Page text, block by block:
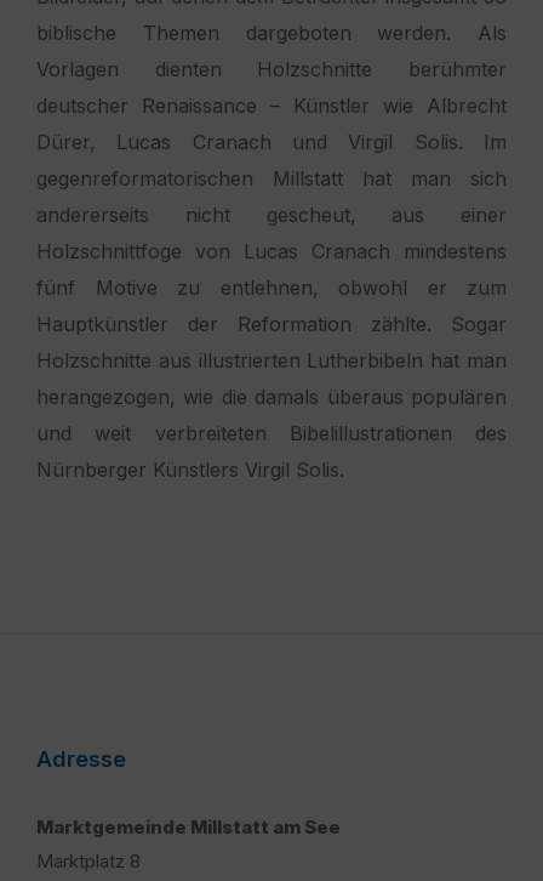
biblische Themen dargeboten werden. Als
Vorlagen dienten Holzschnitte berühmter
deutscher Renaissance – Künstler wie Albrecht
Dürer, Lucas Cranach und Virgil Solis. Im
gegenreformatorischen Millstatt hat man sich
andererseits nicht gescheut, aus einer
Holzschnittfoge von Lucas Cranach mindestens
fünf Motive zu entlehnen, obwohl er zum
Hauptkünstler der Reformation zählte. Sogar
Holzschnitte aus illustrierten Lutherbibeln hat man
herangezogen, wie die damals überaus populären
und weit verbreiteten Bibelillustrationen des
Nürnberger Künstlers Virgil Solis.
Adresse
Marktgemeinde Millstatt am See
Marktplatz 8